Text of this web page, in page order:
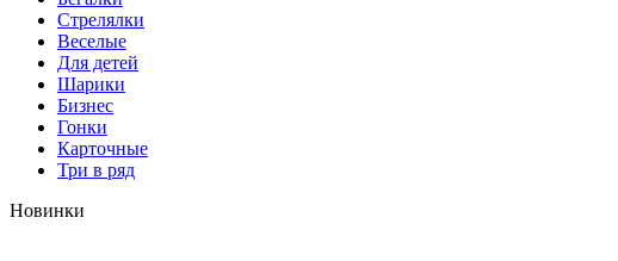
Стрелялки
Веселые
Для детей
Шарики
Бизнес
Гонки
Карточные
Три в ряд
Новинки